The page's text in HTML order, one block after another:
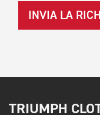
INVIA LA
TRIUMPH